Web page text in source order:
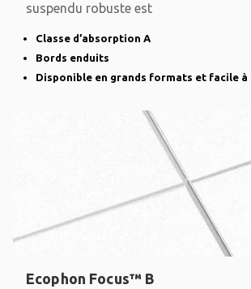
suspendu robuste est
Classe d’absorption A
Bords enduits
Disponible en grands formats et facile
Ecophon Focus™ B